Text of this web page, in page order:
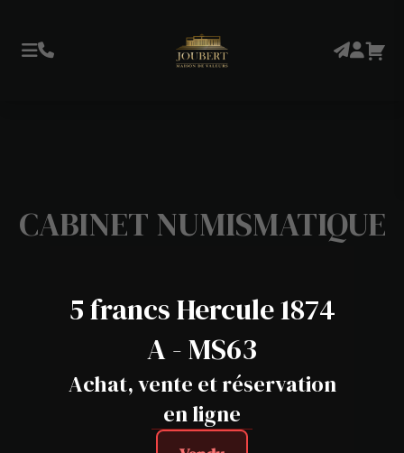
CABINET NUMISMATIQUE
5 francs Hercule 1874
A - MS63
Achat, vente et réservation
en ligne